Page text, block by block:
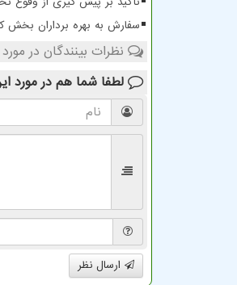
سفارش به بهره برداران بخش
نظرات بینندگان در
لطفا شما هم در مورد
ارسال نظر